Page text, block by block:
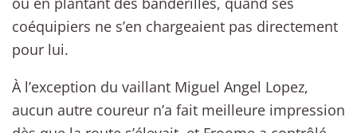
coéquipiers ne s’en chargeaient pas directement
pour lui.
À l’exception du vaillant Miguel Angel Lopez,
aucun autre coureur n’a fait meilleure impression